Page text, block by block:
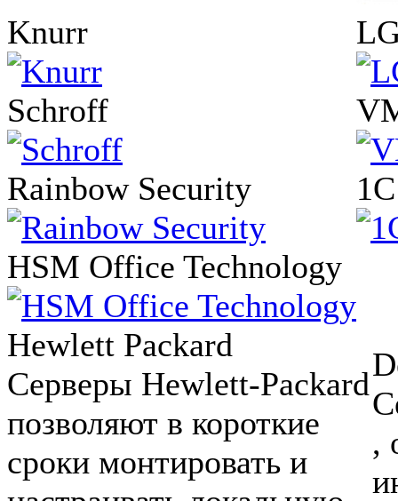
Knurr
Schroff
Rainbow Security
HSM Office Technology
Hewlett Packard
Cерверы Hewlett-Packard
позволяют в короткие
сроки монтировать и
,